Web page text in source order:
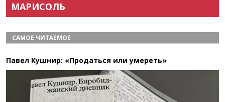
МАРИСОЛЬ
САМОЕ ЧИТАЕМОЕ
Павел Кушнир: «Продаться или умереть»